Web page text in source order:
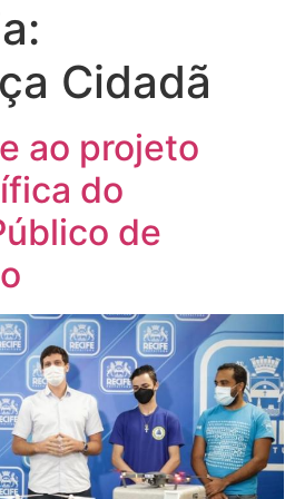
Cidadã
ao projeto
do
de